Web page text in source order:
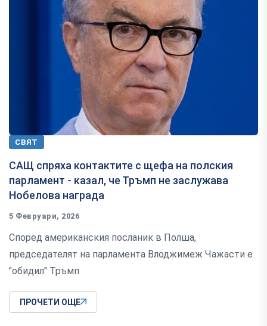
СВЯТ
САЩ спряха контактите с щефа на полския
парламент - казал, че Тръмп не заслужава
Нобелова награда
5 Февруари, 2026
Според американския посланик в Полша,
председателят на парламента Влоджимеж Чажасти е
"обидил" Тръмп
ПРОЧЕТИ ОЩЕ